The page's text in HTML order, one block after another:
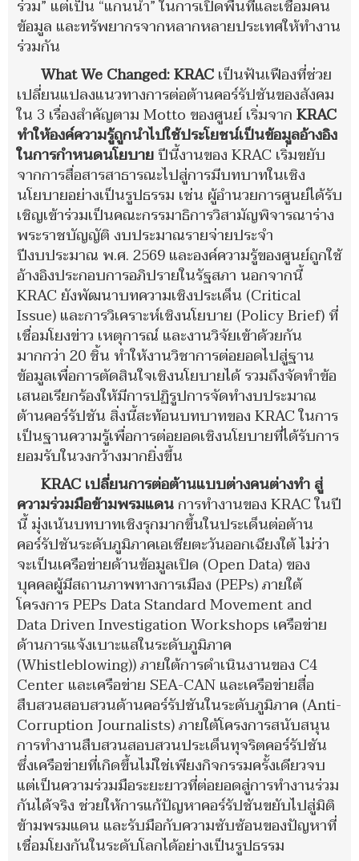
ร่วม” แต่เป็น “แกนนำ” ในการเปิดพื้นที่และเชื่อมคน
ข้อมูล และทรัพยากรจากหลากหลายประเทศให้ทำงาน
ร่วมกัน
What We Changed: KRACเป็นฟันเฟืองที่ช่วย
เปลี่ยนแปลงแนวทางการต่อต้านคอร์รัปชันของสังคม
ใน 3 เรื่องสำคัญตาม Motto ของศูนย์ เริ่มจากKRAC
ทำให้องค์ความรู้ถูกนำไปใช้ประโยชน์เป็นข้อมูลอ้างอิง
ในการกำหนดนโยบายปีนี้งานของ KRAC เริ่มขยับ
จากการสื่อสารสาธารณะไปสู่การมีบทบาทในเชิง
นโยบายอย่างเป็นรูปธรรม เช่น ผู้อำนวยการศูนย์ได้รับ
เชิญเข้าร่วมเป็นคณะกรรมาธิการวิสามัญพิจารณาร่าง
พระราชบัญญัติ งบประมาณรายจ่ายประจำ
ปีงบประมาณ พ.ศ. 2569 และองค์ความรู้ของศูนย์ถูกใช้
อ้างอิงประกอบการอภิปรายในรัฐสภา นอกจากนี้
KRAC ยังพัฒนาบทความเชิงประเด็น (Critical
Issue) และการวิเคราะห์เชิงนโยบาย (Policy Brief) ที่
เชื่อมโยงข่าว เหตุการณ์ และงานวิจัยเข้าด้วยกัน
มากกว่า 20 ชิ้น ทำให้งานวิชาการต่อยอดไปสู่ฐาน
ข้อมูลเพื่อการตัดสินใจเชิงนโยบายได้ รวมถึงจัดทำข้อ
เสนอเรียกร้องให้มีการปฏิรูปการจัดทำงบประมาณ
ต้านคอร์รัปชัน สิ่งนี้สะท้อนบทบาทของ KRAC ในการ
เป็นฐานความรู้เพื่อการต่อยอดเชิงนโยบายที่ได้รับการ
ยอมรับในวงกว้างมากยิ่งขึ้น
KRAC เปลี่ยนการต่อต้านแบบต่างคนต่างทำ สู่
ความร่วมมือข้ามพรมแดนการทำงานของ KRAC ในปี
นี้ มุ่งเน้นบทบาทเชิงรุกมากขึ้นในประเด็นต่อต้าน
คอร์รัปชันระดับภูมิภาคเอเชียตะวันออกเฉียงใต้ ไม่ว่า
จะเป็นเครือข่ายด้านข้อมูลเปิด (Open Data) ของ
บุคคลผู้มีสถานภาพทางการเมือง (PEPs) ภายใต้
โครงการ PEPs Data Standard Movement and
Data Driven Investigation Workshops เครือข่าย
ด้านการแจ้งเบาะแสในระดับภูมิภาค
(Whistleblowing)) ภายใต้การดำเนินงานของ C4
Center และเครือข่าย SEA-CAN และเครือข่ายสื่อ
สืบสวนสอบสวนด้านคอร์รัปชันในระดับภูมิภาค (Anti-
Corruption Journalists) ภายใต้โครงการสนับสนุน
การทำงานสืบสวนสอบสวนประเด็นทุจริตคอร์รัปชัน
ซึ่งเครือข่ายที่เกิดขึ้นไม่ใช่เพียงกิจกรรมครั้งเดียวจบ
แต่เป็นความร่วมมือระยะยาวที่ต่อยอดสู่การทำงานร่วม
กันได้จริง ช่วยให้การแก้ปัญหาคอร์รัปชันขยับไปสู่มิติ
ข้ามพรมแดน และรับมือกับความซับซ้อนของปัญหาที่
เชื่อมโยงกันในระดับโลกได้อย่างเป็นรูปธรรม